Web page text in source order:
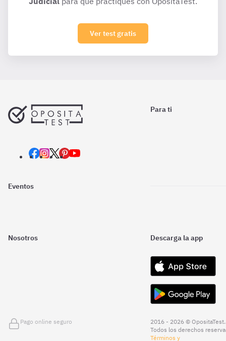
Ver test gratis
Para ti
Eventos
Nosotros Descarga la app
Pago online seguro
2016 - 2026 © OpositaTest.
Todos los derechos
Términos y